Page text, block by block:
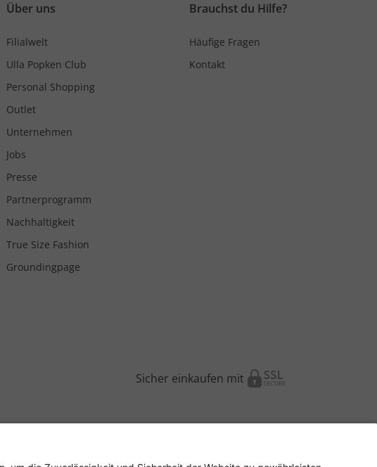
Über uns
Filialwelt
Ulla Popken Club
Personal Shopping
Outlet
Unternehmen
Jobs
Presse
Partnerprogramm
Nachhaltigkeit
True Size Fashion
Groundingpage
Brauchst du Hilfe?
Häufige Fragen
Kontakt
Sicher einkaufen mit